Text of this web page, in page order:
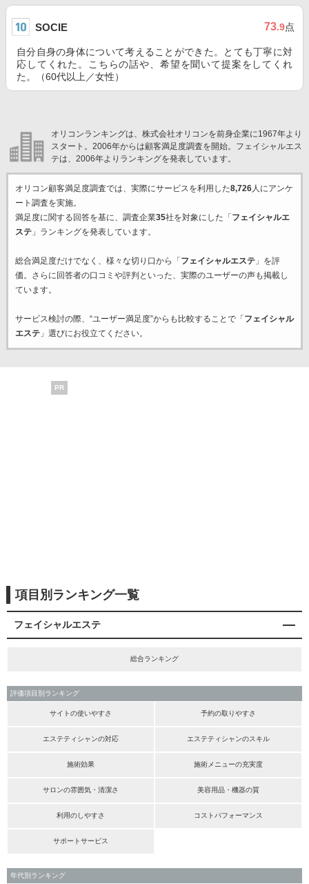
SOCIE 73.9点
自分自身の身体について考えることができた。とても丁寧に対
応してくれた。こちらの話や、希望を聞いて提案をしてくれ
た。（60代以上／女性）
オリコンランキングは、株式会社オリコンを前身企業に1967年より
スタート。2006年からは顧客満足度調査を開始。フェイシャルエス
テは、2006年よりランキングを発表しています。
オリコン顧客満足度調査では、実際にサービスを利用した8,726人にアンケ
ート調査を実施。
満足度に関する回答を基に、調査企業35社を対象にした「 フェイシャルエ
ステ」ランキングを発表しています。
総合満足度だけでなく、様々な切り口から「 フェイシャルエステ」を評
価。さらに回答者の口コミや評判といった、実際のユーザーの声も掲載し
ています。
サービス検討の際、“ユーザー満足度”からも比較することで「 フェイシャル
エステ」選びにお役立てください。
PR
項目別ランキング一覧
フェイシャルエステ
総合ランキング
評価項目別ランキング
サイトの使いやすさ 予約の取りやすさ
エステティシャンの対応 エステティシャンのスキル
施術効果 施術メニューの充実度
サロンの雰囲気・清潔さ 美容用品・機器の質
利用のしやすさ コストパフォーマンス
サポートサービス
年代別ランキング